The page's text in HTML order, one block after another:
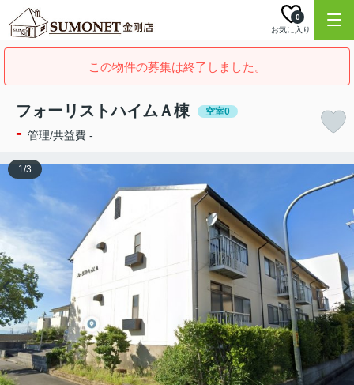
お気に入り
0
この物件の募集は終了しました。
フォーリストハイムＡ棟 空室0
- 管理/共益費 -
1/3